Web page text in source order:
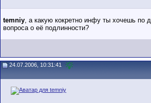
temniy, а какую кокретно инфу ты хочешь по
вопроса о её подлинности?
24.07.2006, 10:31:41